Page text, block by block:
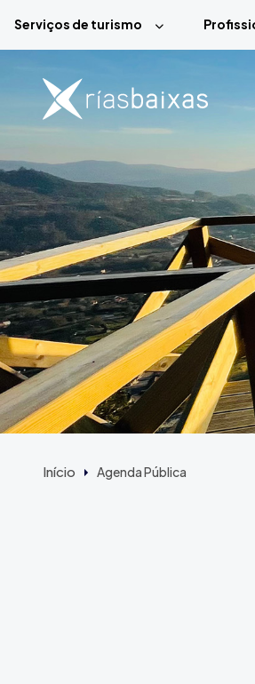
Serviços de turismo
Início Agenda Pública